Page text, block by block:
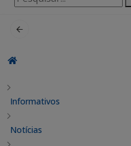
por:
Informativos
Notícias